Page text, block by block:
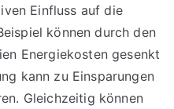
Einfluss auf die
können durch den
Energiekosten gesenkt
kann zu Einsparungen
Gleichzeitig können